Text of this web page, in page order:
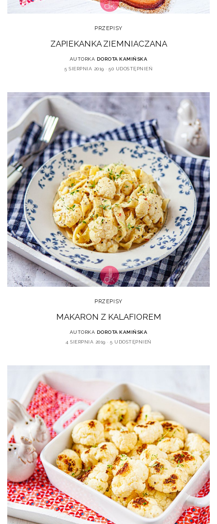
PRZEPISY
ZAPIEKANKA ZIEMNIACZANA
AUTORKA DOROTA KAMIŃSKA
5 SIERPNIA 2019
50 UDOSTĘPNIEŃ
PRZEPISY
MAKARON Z KALAFIOREM
AUTORKA DOROTA KAMIŃSKA
4 SIERPNIA 2019
5 UDOSTĘPNIEŃ